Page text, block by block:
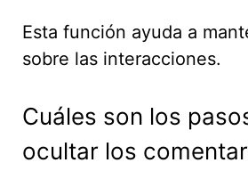
Esta función ayuda a
sobre las interacciones.
Cuáles son los
ocultar los